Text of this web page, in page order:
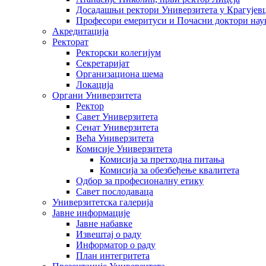
Досадашњи ректори Универзитета у
Професори емеритуси и Почасни доктори
Акредитација
Ректорат
Ректорски колегијум
Секретаријат
Организациона шема
Локација
Органи Универзитета
Ректор
Савет Универзитета
Сенат Универзитета
Већа Универзитета
Комисије Универзитета
Комисија за претходна питања
Комисија за обезбеђење квалитета
Одбор за професионалну етику
Савет послодаваца
Универзитетска галерија
Јавне информације
Јавне набавке
Извештај о раду
Информатор о раду
План интегритета